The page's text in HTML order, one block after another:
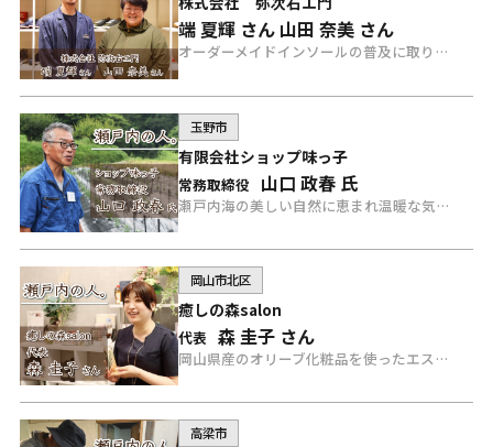
端 夏輝 さん 山田 奈美 さん
オーダーメイドインソールの普及に取り組んでいる「株式会社 弥次右エ門（やじえもん）」の山田奈美さんと端夏輝さんにインタビュー。
玉野市
有限会社ショップ味っ子
常務取締役 山口 政春 氏
瀬戸内海の美しい自然に恵まれ温暖な気候の玉野市で、唐辛子の栽培、製造販売をおこなっている「有限会社ショップ味っ子」山口政春さんにインタビュー。
岡山市北区
癒しの森salon
代表 森 圭子 さん
岡山県産のオリーブ化粧品を使ったエステサロンと、食・健康・美容に関するこだわり商品を取り扱う「癒しの森 salon」代表の森圭子さんにインタビュー。
高梁市